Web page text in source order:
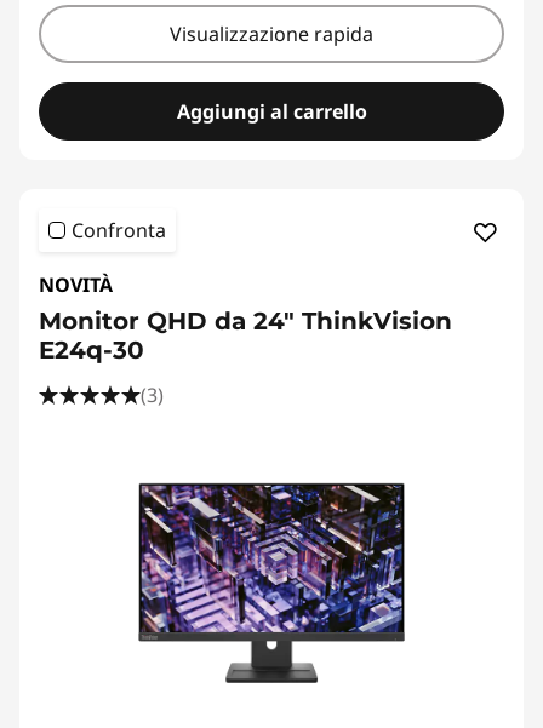
Visualizzazione rapida
Aggiungi al carrello
Confronta
NOVITÀ
Monitor QHD da 24" ThinkVision
E24q-30
(3)